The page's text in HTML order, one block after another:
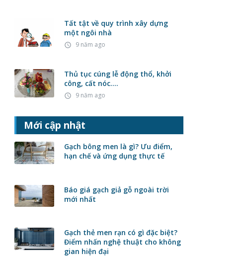
Tất tật về quy trình xây dựng
một ngôi nhà
access_time 9 năm ago
Thủ tục cúng lễ động thổ, khởi
công, cất nóc….
access_time 9 năm ago
Mới cập nhật
Gạch bông men là gì? Ưu điểm,
hạn chế và ứng dụng thực tế
Báo giá gạch giả gỗ ngoài trời
mới nhất
Gạch thẻ men rạn có gì đặc biệt?
Điểm nhấn nghệ thuật cho không
gian hiện đại